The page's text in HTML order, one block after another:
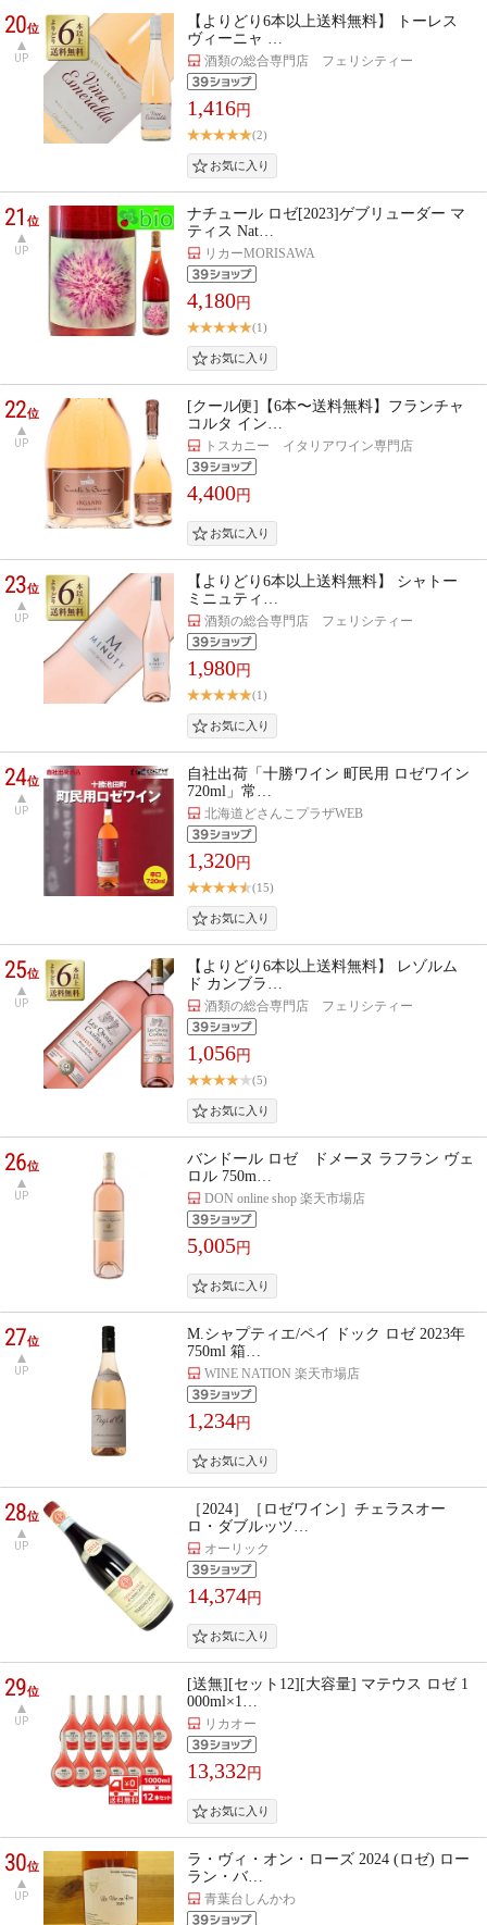
20位
UP
【よりどり6本以上送料無料】 トーレス
ヴィーニャ …
酒類の総合専門店 フェリシティー
1,416円
(2)
21位
UP
ナチュール ロゼ[2023]ゲブリューダー マ
ティス Nat…
リカーMORISAWA
4,180円
(1)
22位
UP
[クール便]【6本〜送料無料】フランチャ
コルタ イン…
トスカニー イタリアワイン専門店
4,400円
23位
UP
【よりどり6本以上送料無料】 シャトー
ミニュティ…
酒類の総合専門店 フェリシティー
1,980円
(1)
24位
UP
自社出荷「十勝ワイン 町民用 ロゼワイン
720ml」常…
北海道どさんこプラザWEB
1,320円
(15)
25位
UP
【よりどり6本以上送料無料】 レゾルム
ド カンブラ…
酒類の総合専門店 フェリシティー
1,056円
(5)
26位
UP
バンドール ロゼ ドメーヌ ラフラン ヴェ
ロル 750m…
DON online shop 楽天市場店
5,005円
27位
UP
M.シャプティエ/ペイ ドック ロゼ 2023年
750ml 箱…
WINE NATION 楽天市場店
1,234円
28位
UP
［2024］［ロゼワイン］チェラスオー
ロ・ダブルッツ…
オーリック
14,374円
29位
UP
[送無][セット12][大容量] マテウス ロゼ 1
000ml×1…
リカオー
13,332 円
30位
UP
ラ・ヴィ・オン・ローズ 2024 (ロゼ) ロー
ラン・バ…
青葉台しんかわ